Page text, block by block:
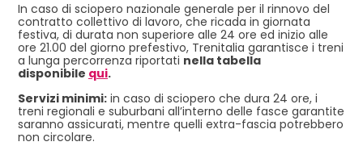
In caso di sciopero nazionale generale per il rinnovo del
contratto collettivo di lavoro, che ricada in giornata
festiva, di durata non superiore alle 24 ore ed inizio alle
ore 21.00 del giorno prefestivo, Trenitalia garantisce i treni
a lunga percorrenza riportati nella tabella
disponibile qui.
Servizi minimi: in caso di sciopero che dura 24 ore, i
treni regionali e suburbani all’interno delle fasce garantite
saranno assicurati, mentre quelli extra-fascia potrebbero
non circolare.